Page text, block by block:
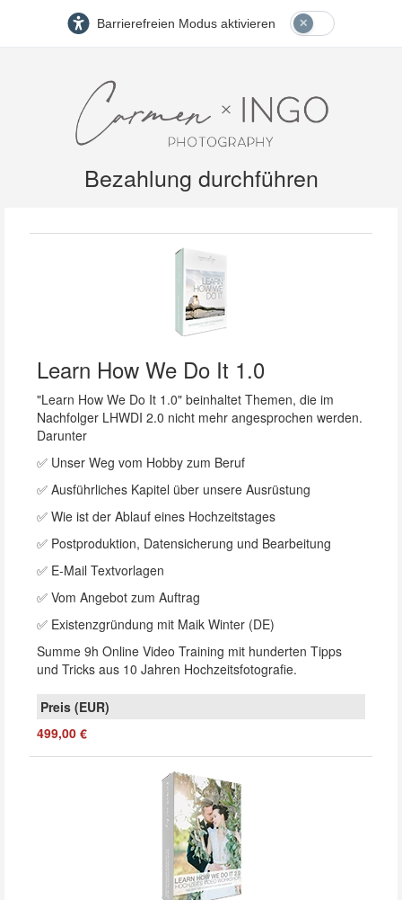
Barrierefreien Modus aktivieren
Bezahlung durchführen
Learn How We Do It 1.0
"Learn How We Do It 1.0" beinhaltet Themen, die im
Nachfolger LHWDI 2.0 nicht mehr angesprochen werden.
Darunter
✅ Unser Weg vom Hobby zum Beruf
✅ Ausführliches Kapitel über unsere Ausrüstung
✅ Wie ist der Ablauf eines Hochzeitstages
✅ Postproduktion, Datensicherung und Bearbeitung
✅ E-Mail Textvorlagen
✅ Vom Angebot zum Auftrag
✅ Existenzgründung mit Maik Winter (DE)
Summe 9h Online Video Training mit hunderten Tipps
und Tricks aus 10 Jahren Hochzeitsfotografie.
499,00 €